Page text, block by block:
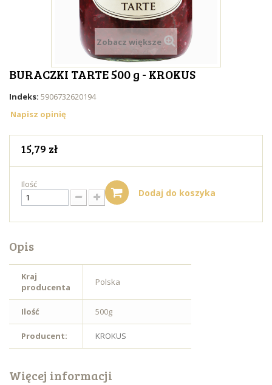
Zobacz większe
BURACZKI TARTE 500 g - KROKUS
Indeks: 5906732620194
Napisz opinię
15,79 zł
Ilość
Dodaj do koszyka
Opis
Kraj
producenta
Polska
Ilość 500g
Producent: KROKUS
Więcej informacji